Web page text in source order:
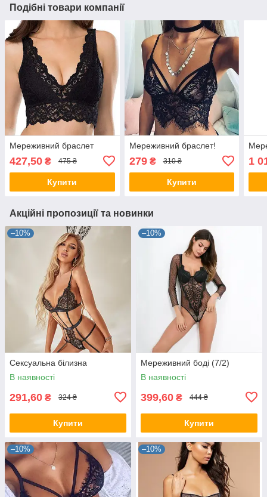
Подібні товари компанії
Мереживний браслет
427,50 ₴ 475 ₴
Купити
Мереживний браслет!
279₴ 310 ₴
Купити
1
Акційні пропозиції та новинки
–10%
Сексуальна білизна
В наявності
291,60 ₴ 324 ₴
Купити
–10%
Мереживний боді (7/2)
В наявності
399,60 ₴ 444 ₴
Купити
–10% –10%